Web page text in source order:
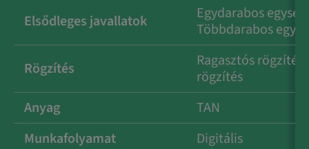
Elsődleges javallatok
Egydarabos
Többdarabos
Rögzítés
Ragasztós rögzítés
rögzítés
Anyag
TAN
Munkafolyamat
Digitális